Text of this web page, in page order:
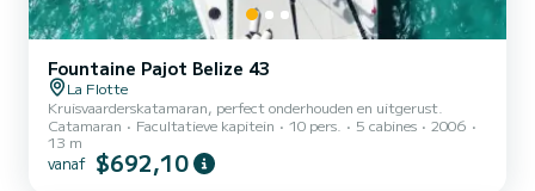
Fountaine Pajot Belize 43
La Flotte
Kruisvaarderskatamaran, perfect onderhouden en uitgerust.
Catamaran
Facultatieve kapitein 10 pers. 5 cabines
2006
13 m
vanaf $692,10